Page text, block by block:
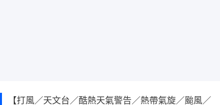
【打風／天文台／酷熱天氣警告／熱帶氣旋／颱風／